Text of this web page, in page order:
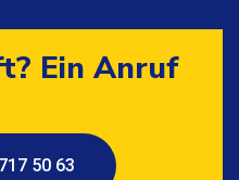
Ein Anruf
50 63